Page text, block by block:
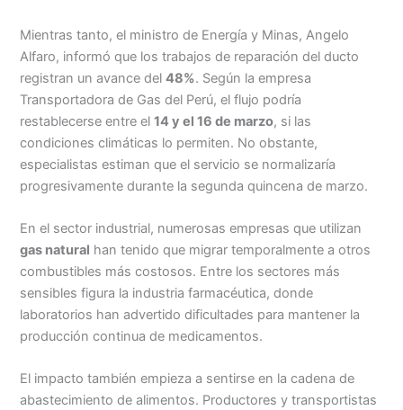
Mientras tanto, el ministro de Energía y Minas, Angelo
Alfaro, informó que los trabajos de reparación del ducto
registran un avance del48%. Según la empresa
Transportadora de Gas del Perú, el flujo podría
restablecerse entre el14 y el 16 de marzo, si las
condiciones climáticas lo permiten. No obstante,
especialistas estiman que el servicio se normalizaría
progresivamente durante la segunda quincena de marzo.
En el sector industrial, numerosas empresas que utilizan
gas natural han tenido que migrar temporalmente a otros
combustibles más costosos. Entre los sectores más
sensibles figura la industria farmacéutica, donde
laboratorios han advertido dificultades para mantener la
producción continua de medicamentos.
El impacto también empieza a sentirse en la cadena de
abastecimiento de alimentos. Productores y transportistas